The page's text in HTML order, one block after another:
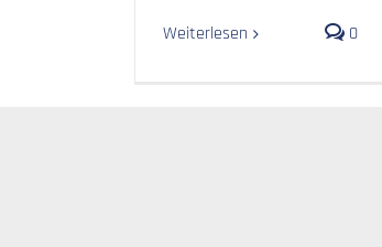
Weiterlesen 0